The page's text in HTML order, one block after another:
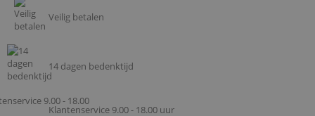
Veilig betalen
14 dagen bedenktijd
Klantenservice 9.00 - 18.00 uur